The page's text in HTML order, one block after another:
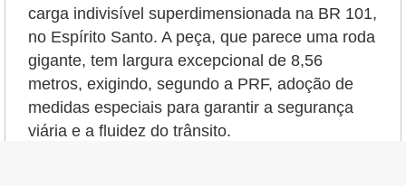
carga indivisível superdimensionada na BR 101,
no Espírito Santo. A peça, que parece uma roda
gigante, tem largura excepcional de 8,56
metros, exigindo, segundo a PRF, adoção de
medidas especiais para garantir a segurança
viária e a fluidez do trânsito.